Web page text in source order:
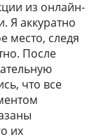
из онлайн-
Я аккуратно
место, следя
После
что все
их